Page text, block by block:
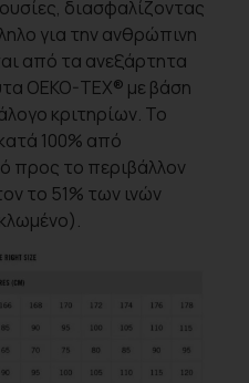
διασφαλίζοντας
για την ανθρώπινη
από τα ανεξάρτητα
OEKO-TEX® με βάση
κριτηρίων. Το
100% από
προς το περιβάλλον
το 51% των ινών